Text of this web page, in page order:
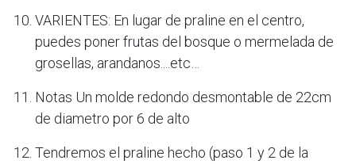
VARIENTES: En lugar de praline en el centro,
puedes poner frutas del bosque o mermelada de
grosellas, arandanos....etc…
Notas Un molde redondo desmontable de 22cm
de diametro por 6 de alto
Tendremos el praline hecho (paso 1 y 2 de la